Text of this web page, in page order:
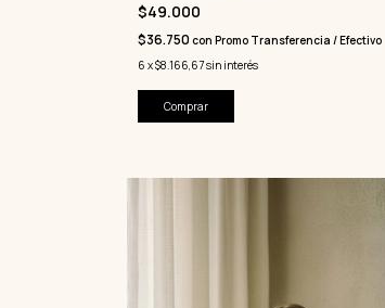
$49.000
$36.750 con Promo Transferencia / Efectivo
6 x$8.166,67sin interés
Comprar